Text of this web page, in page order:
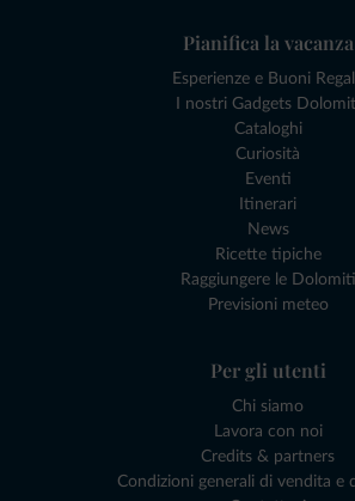
Pianifica la vacanza
Esperienze e Buoni
I nostri Gadgets
Cataloghi
Curiosità
Eventi
Itinerari
News
Ricette tipiche
Raggiungere le Dolomiti
Previsioni meteo
Per gli utenti
Chi siamo
Lavora con noi
Credits & partners
Condizioni generali di vendita e